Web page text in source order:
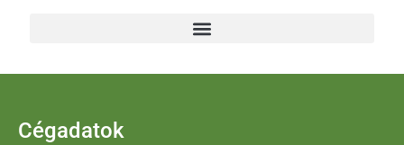
Cégadatok